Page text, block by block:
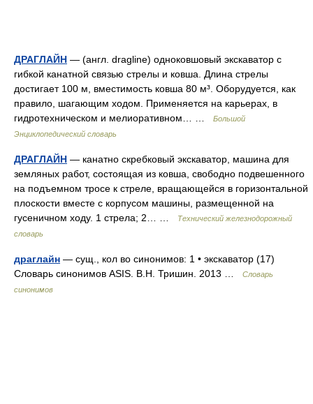
ДРАГЛАЙН — (англ. dragline) одноковшовый экскаватор с
гибкой канатной связью стрелы и ковша. Длина стрелы
достигает 100 м, вместимость ковша 80 м³. Оборудуется, как
правило, шагающим ходом. Применяется на карьерах, в
гидротехническом и мелиоративном… …
Большой
Энциклопедический словарь
ДРАГЛАЙН — канатно скребковый экскаватор, машина для
земляных работ, состоящая из ковша, свободно подвешенного
на подъемном тросе к стреле, вращающейся в горизонтальной
плоскости вместе с корпусом машины, размещенной на
гусеничном ходу. 1 стрела; 2… …
Технический железнодорожный
словарь
драглайн — сущ., кол во синонимов: 1 • экскаватор (17)
Словарь синонимов ASIS. В.Н. Тришин. 2013 …
Словарь
синонимов